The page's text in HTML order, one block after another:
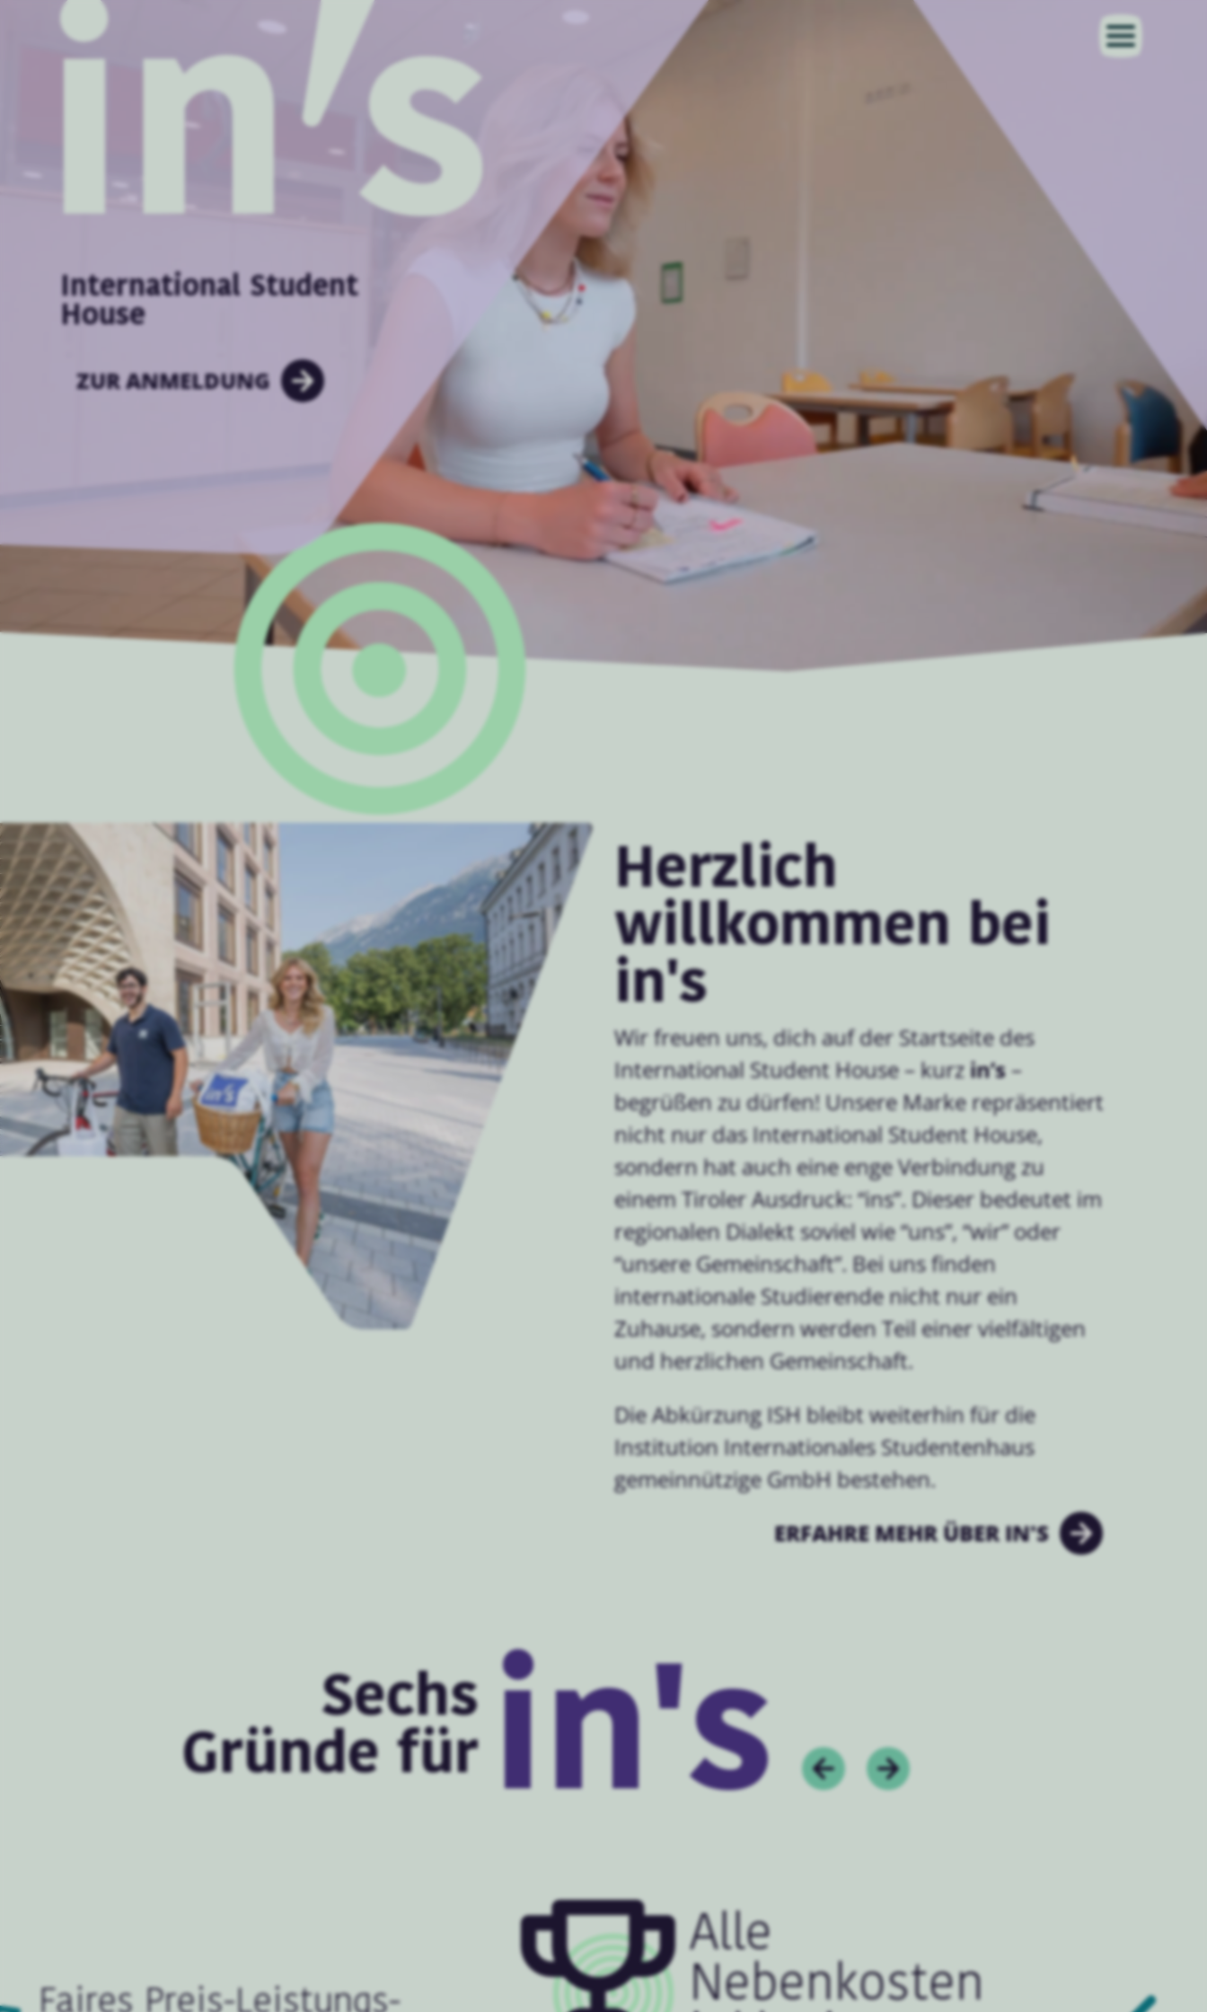
International Student
House
ZUR ANMELDUNG
Herzlich
willkommen bei
in's
Wir freuen uns, dich auf der Startseite des
International Student House – kurzin’s–
begrüßen zu dürfen! Unsere Marke repräsentiert
nicht nur das International Student House,
sondern hat auch eine enge Verbindung zu
einem Tiroler Ausdruck: “ins”. Dieser bedeutet im
regionalen Dialekt soviel wie “uns”, “wir” oder
“unsere Gemeinschaft”. Bei uns finden
internationale Studierende nicht nur ein
Zuhause, sondern werden Teil einer vielfältigen
und herzlichen Gemeinschaft.
Die Abkürzung ISH bleibt weiterhin für die
Institution Internationales Studentenhaus
gemeinnützige GmbH bestehen.
ERFAHRE MEHR ÜBER IN'S
Sechs
Gründe für in's
Alle
Nebenkosten